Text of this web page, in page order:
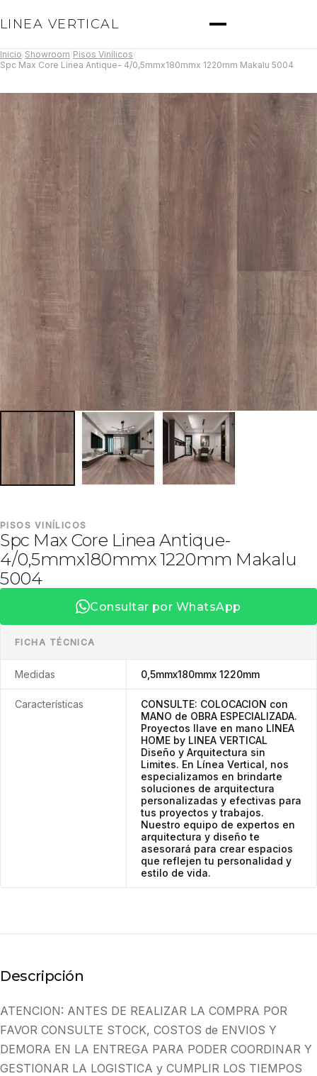
LINEA VERTICAL
Inicio Showroom Pisos Vinílicos
Spc Max Core Linea Antique- 4/0,5mmx180mmx 1220mm Makalu 5004
PISOS VINÍLICOS
Spc Max Core Linea Antique-
4/0,5mmx180mmx 1220mm Makalu
5004
Consultar por WhatsApp
FICHA TÉCNICA
Medidas 0,5mmx180mmx 1220mm
Características
CONSULTE: COLOCACION con
MANO de OBRA ESPECIALIZADA.
Proyectos llave en mano LINEA
HOME by LINEA VERTICAL
Diseño y Arquitectura sin
Limites. En Línea Vertical, nos
especializamos en brindarte
soluciones de arquitectura
personalizadas y efectivas para
tus proyectos y trabajos.
Nuestro equipo de expertos en
arquitectura y diseño te
asesorará para crear espacios
que reflejen tu personalidad y
estilo de vida.
Descripción
ATENCION: ANTES DE REALIZAR LA COMPRA POR
FAVOR CONSULTE STOCK, COSTOS de ENVIOS Y
DEMORA EN LA ENTREGA PARA PODER COORDINAR Y
GESTIONAR LA LOGISTICA y CUMPLIR LOS TIEMPOS